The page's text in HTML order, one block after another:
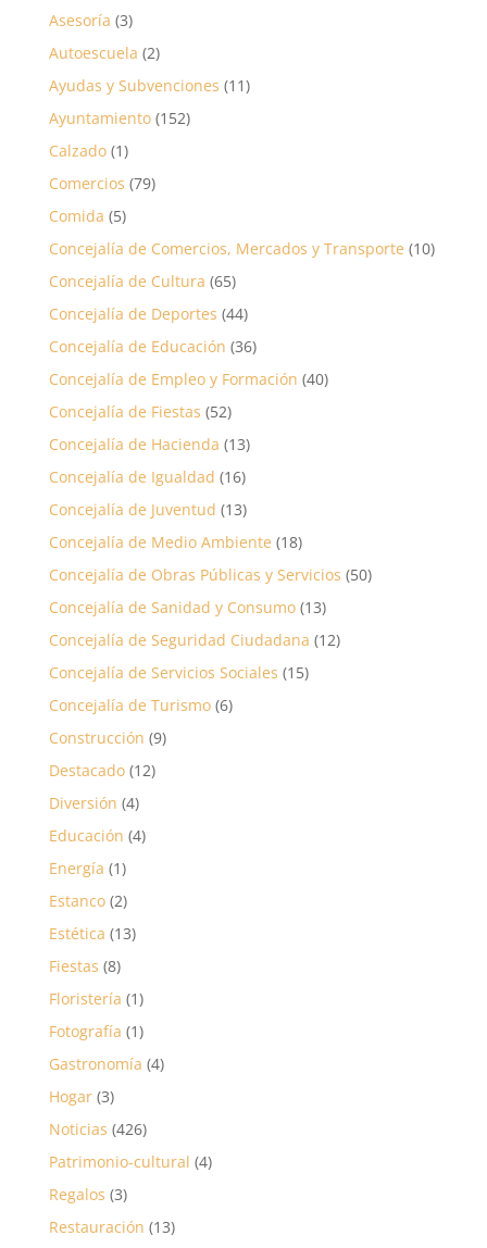
Asesoría (3)
Autoescuela (2)
Ayudas y Subvenciones (11)
Ayuntamiento(152)
Calzado(1)
Comercios (79)
Comida (5)
Concejalía de Comercios, Mercados y Transporte (10)
Concejalía de Cultura (65)
Concejalía de Deportes (44)
Concejalía de Educación (36)
Concejalía de Empleo y Formación (40)
Concejalía de Fiestas (52)
Concejalía de Hacienda (13)
Concejalía de Igualdad (16)
Concejalía de Juventud (13)
Concejalía de Medio Ambiente (18)
Concejalía de Obras Públicas y Servicios (50)
Concejalía de Sanidad y Consumo(13)
Concejalía de Seguridad Ciudadana (12)
Concejalía de Servicios Sociales (15)
Concejalía de Turismo(6)
Construcción (9)
Destacado(12)
Diversión (4)
Educación (4)
Energía (1)
Estanco(2)
Estética (13)
Fiestas (8)
Floristería (1)
Fotografía (1)
Gastronomía (4)
Hogar(3)
Noticias (426)
Patrimonio-cultural (4)
Regalos (3)
Restauración (13)